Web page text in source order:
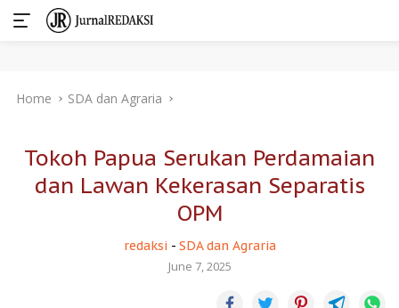
Home SDA dan Agraria
Tokoh Papua Serukan Perdamaian
dan Lawan Kekerasan Separatis
OPM
redaksi - SDA dan Agraria
June 7, 2025